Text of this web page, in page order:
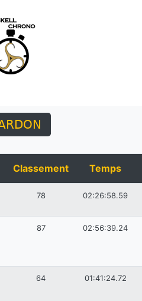
Classement Temps
78 02:26:58.59
87 02:56:39.24
64 01:41:24.72